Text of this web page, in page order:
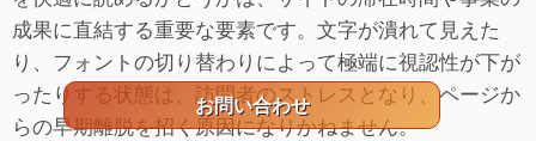
成果に直結する重要な要素です。文字が潰れて見えた
り、フォントの切り替わりによって極端に視認性が下が
ったりする状態は、訪問者のストレスとなり、ページか
らの早期離脱を招く原因になりかねません。
お問い合わせ